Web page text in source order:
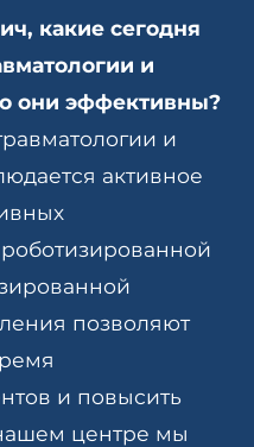
какие сегодня
и
они эффективны?
и
активное
позволяют
и повысить
центре мы